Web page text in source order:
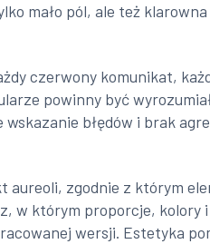
mało pól, ale też
czerwony komunikat,
powinny być
błędów i brak
zgodnie z którym
w którym proporcje,
wersji. Estetyka